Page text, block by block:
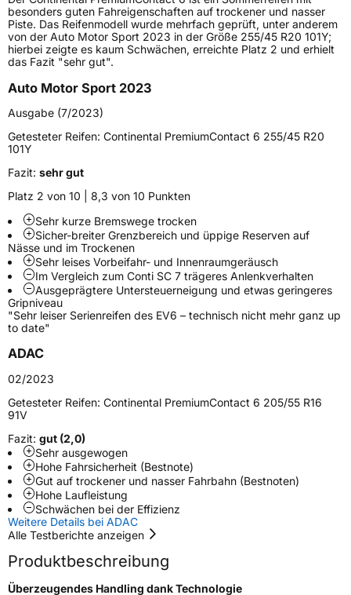
Lastindex95
Höchstlast690 kg
FahrzeugtypPKW
VerwendungSommerreifen
Modellname
FahrzeugartPKW & SUV
Weitere Eigenschaften
SchlauchtypTL
ZustandNeureifen
Verstärkt
EU Label
EffizienzB
NasshaftungB
Rollgeräusch (Klasse) B
Rollgeräusch (dB) 71
3PMSF / Schneeflockensymbol / Alpine-Symbol
besonders guten Fahreigenschaften auf trockener und nasser
Piste. Das Reifenmodell wurde mehrfach geprüft, unter anderem
von der Auto Motor Sport 2023 in der Größe 255/45 R20 101Y;
hierbei zeigte es kaum Schwächen, erreichte Platz 2 und erhielt
das Fazit "sehr gut".
Auto Motor Sport 2023
Ausgabe (7/2023)
Getesteter Reifen: Continental PremiumContact 6 255/45 R20
101Y
Fazit: sehr gut
Platz 2 von 10 | 8,3 von 10 Punkten
Sehr kurze Bremswege trocken
Sicher-breiter Grenzbereich und üppige Reserven auf
Nässe und im Trockenen
Sehr leises Vorbeifahr- und Innenraumgeräusch
Im Vergleich zum Conti SC 7 trägeres Anlenkverhalten
Ausgeprägtere Untersteuerneigung und etwas geringeres
Gripniveau
"Sehr leiser Serienreifen des EV6 – technisch nicht mehr ganz up
to date"
ADAC
02/2023
Getesteter Reifen: Continental PremiumContact 6 205/55 R16
91V
Fazit: gut (2,0)
Sehr ausgewogen
Hohe Fahrsicherheit (Bestnote)
Gut auf trockener und nasser Fahrbahn (Bestnoten)
Hohe Laufleistung
Schwächen bei der Effizienz
Weitere Details bei ADAC
Alle Testberichte anzeigen
Produktbeschreibung
Überzeugendes Handling dank Technologie